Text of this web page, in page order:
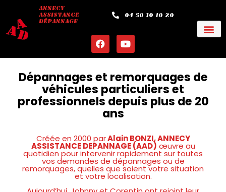
ANNECY
ASSISTANCE
DÉPANNAGE
04 50 10 10 20
Dépannages et remorquages de
véhicules particuliers et
professionnels depuis plus de 20
ans
Créée en 2000 parAlain BONZI, ANNECY
ASSISTANCE DEPANNAGE (AAD) œuvre au
quotidien pour intervenir rapidement sur toutes
vos demandes de dépannages ou de
remorquages, quelles que soient votre situation
et votre localisation.